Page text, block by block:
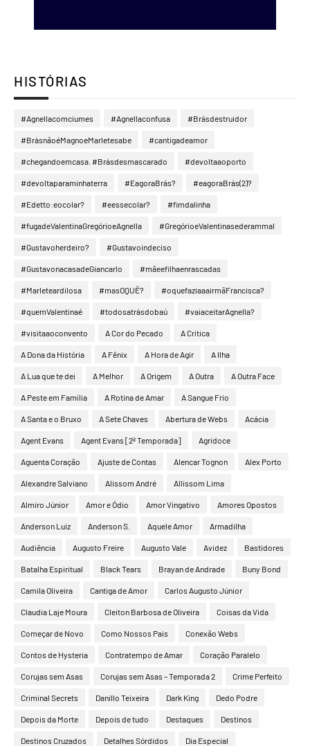
HISTÓRIAS
#Agnellacomciumes #Agnellaconfusa #Brásdestruidor
#BrásnãoéMagnoeMarletesabe #cantigadeamor
#chegandoemcasa. #Brásdesmascarado #devoltaaoporto
#devoltaparaminhaterra #EagoraBrás? #eagoraBrás(2)?
#Edetto:eocolar? #eessecolar? #fimdalinha
#fugadeValentinaGregórioeAgnella #GregórioeValentinasederammal
#Gustavoherdeiro? #Gustavoindeciso
#GustavonacasadeGiancarlo #mãeefilhaenrascadas
#Marleteardilosa #masOQUÊ? #oquefaziaaairmãFrancisca?
#quemValentinaé #todosatrásdobaú #vaiaceitarAgnella?
#visitaaoconvento A Cor do Pecado A Crítica
A Dona da História A Fênix A Hora de Agir A Ilha
A Lua que te dei A Melhor A Origem A Outra A Outra Face
A Peste em Família A Rotina de Amar A Sangue Frio
A Santa e o Bruxo A Sete Chaves Abertura de Webs Acácia
Agent Evans Agent Evans [2ª Temporada] Agridoce
Aguenta Coração Ajuste de Contas Alencar Tognon Alex Porto
Alexandre Salviano Alissom André Allissom Lima
Almiro Júnior Amor e Ódio Amor Vingativo Amores Opostos
Anderson Luiz Anderson S. Aquele Amor Armadilha
Audiência Augusto Freire Augusto Vale Avidez Bastidores
Batalha Espiritual Black Tears Brayan de Andrade Buny Bond
Camila Oliveira Cantiga de Amor Carlos Augusto Júnior
Claudia Laje Moura Cleiton Barbosa de Oliveira Coisas da Vida
Começar de Novo Como Nossos Pais Conexão Webs
Contos de Hysteria Contratempo de Amar Coração Paralelo
Corujas sem Asas Corujas sem Asas – Temporada 2 Crime Perfeito
Criminal Secrets Danillo Teixeira Dark King Dedo Podre
Depois da Morte Depois de tudo Destaques Destinos
Destinos Cruzados Detalhes Sórdidos Dia Especial